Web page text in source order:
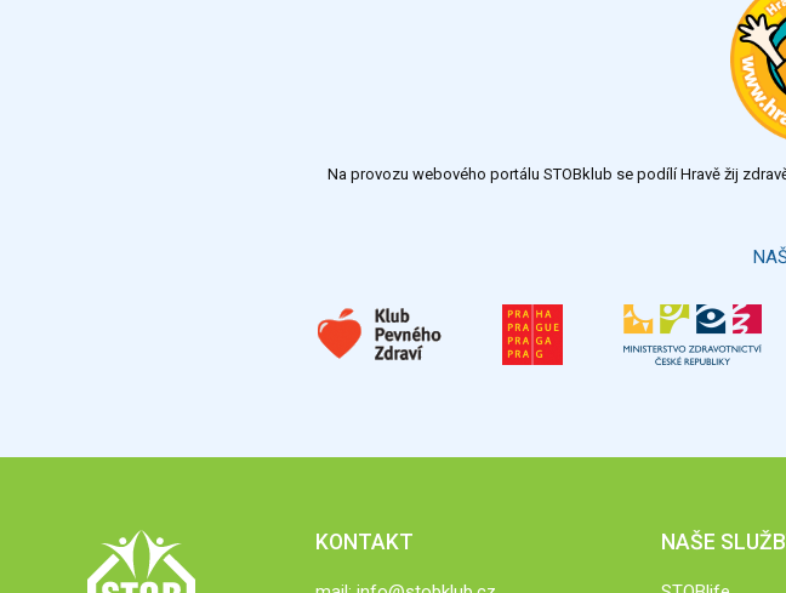
Na provozu webového portálu STOBklub se podílí Hravě žij
KONTAKT NAŠE